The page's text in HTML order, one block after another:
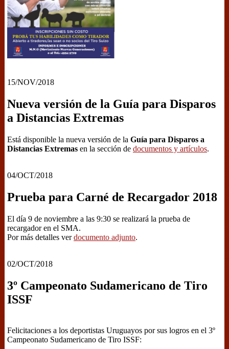
15/NOV/2018
Nueva versión de la Guía para Disparos
a Distancias Extremas
Está disponible la nueva versión de la Guía para Disparos a
Distancias Extremas en la sección de documentos y artículos.
04/OCT/2018
Prueba para Carné de Recargador 2018
El día 9 de noviembre a las 9:30 se realizará la prueba de
recargador en el SMA.
Por más detalles verdocumento adjunto.
02/OCT/2018
3º Campeonato Sudamericano de Tiro
ISSF
Felicitaciones a los deportistas Uruguayos por sus logros en el 3º
Campeonato Sudamericano de Tiro ISSF: